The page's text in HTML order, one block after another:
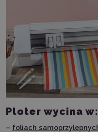
Ploter wycina w:
– foliach